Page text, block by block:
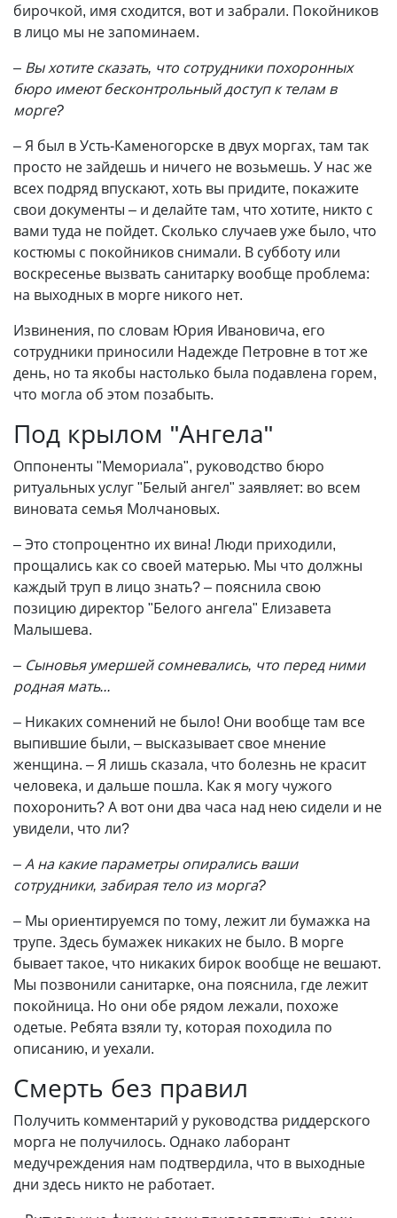
бирочкой, имя сходится, вот и забрали. Покойников
в лицо мы не запоминаем.
– Вы хотите сказать, что сотрудники похоронных
бюро имеют бесконтрольный доступ к телам в
морге?
– Я был в Усть-Каменогорске в двух моргах, там так
просто не зайдешь и ничего не возьмешь. У нас же
всех подряд впускают, хоть вы придите, покажите
свои документы – и делайте там, что хотите, никто с
вами туда не пойдет. Сколько случаев уже было, что
костюмы с покойников снимали. В субботу или
воскресенье вызвать санитарку вообще проблема:
на выходных в морге никого нет.
Извинения, по словам Юрия Ивановича, его
сотрудники приносили Надежде Петровне в тот же
день, но та якобы настолько была подавлена горем,
что могла об этом позабыть.
Под крылом "Ангела"
Оппоненты "Мемориала", руководство бюро
ритуальных услуг "Белый ангел" заявляет: во всем
виновата семья Молчановых.
– Это стопроцентно их вина! Люди приходили,
прощались как со своей матерью. Мы что должны
каждый труп в лицо знать? – пояснила свою
позицию директор "Белого ангела" Елизавета
Малышева.
– Сыновья умершей сомневались, что перед ними
родная мать...
– Никаких сомнений не было! Они вообще там все
выпившие были, – высказывает свое мнение
женщина. – Я лишь сказала, что болезнь не красит
человека, и дальше пошла. Как я могу чужого
похоронить? А вот они два часа над нею сидели и не
увидели, что ли?
– А на какие параметры опирались ваши
сотрудники, забирая тело из морга?
– Мы ориентируемся по тому, лежит ли бумажка на
трупе. Здесь бумажек никаких не было. В морге
бывает такое, что никаких бирок вообще не вешают.
Мы позвонили санитарке, она пояснила, где лежит
покойница. Но они обе рядом лежали, похоже
одетые. Ребята взяли ту, которая походила по
описанию, и уехали.
Смерть без правил
Получить комментарий у руководства риддерского
морга не получилось. Однако лаборант
медучреждения нам подтвердила, что в выходные
дни здесь никто не работает.